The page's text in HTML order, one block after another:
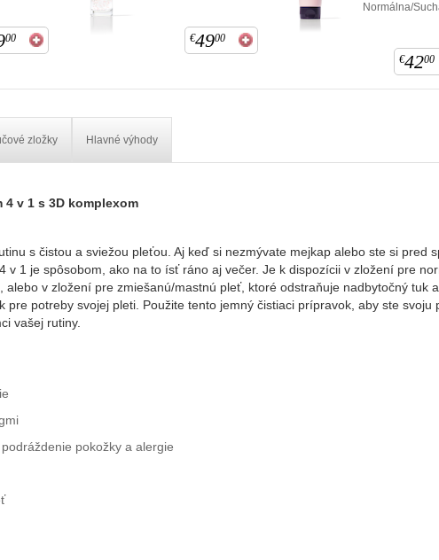
00 €4900
Normálna/
€4200
zložky Hlavné výhody
v 1 s 3D komplexom
s čistou a sviežou pleťou. Aj keď si nezmývate mejkap alebo ste si pred
v 1 je spôsobom, ako na to ísť ráno aj večer. Je k dispozícii v zložení pre
alebo v zložení pre zmiešanú/mastnú pleť, ktoré odstraňuje nadbytočný tuk
pre potreby svojej pleti. Použite tento jemný čistiaci prípravok, aby ste
vašej rutiny.
pokožky a alergie